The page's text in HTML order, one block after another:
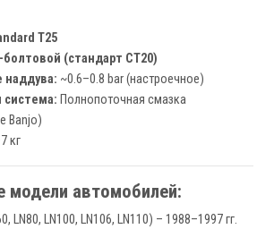
T25
болтовой (стандарт CT20)
наддува: ~0.6–0.8 bar (настроечное)
система: Полнопоточная смазка
Banjo)
кг
автомобилей:
LN80, LN100, LN106, LN110) – 1988–1997 гг.